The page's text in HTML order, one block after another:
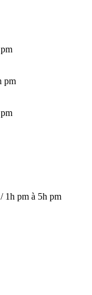
pm
/ 1h pm à 5h pm